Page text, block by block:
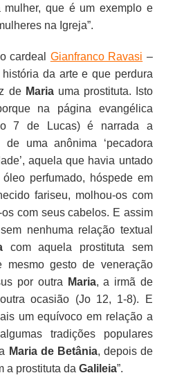
mulher, que é um exemplo e
na Igreja”.
cardeal Gianfranco Ravasi –
da arte e que perdura
de Mariauma prostituta. Isto
na página evangélica
7 de Lucas) é narrada a
de uma anônima ‘pecadora
aquela que havia untado
perfumado, hóspede em
fariseu, molhou-os com
com seus cabelos. E assim
nenhuma relação textual
com aquela prostituta sem
mesmo gesto de veneração
por outra
Maria, a irmã de
ocasião (Jo 12, 1-8). E
um equívoco em relação a
tradições populares
Maria de Betânia, depois de
a prostituta daGalileia”.